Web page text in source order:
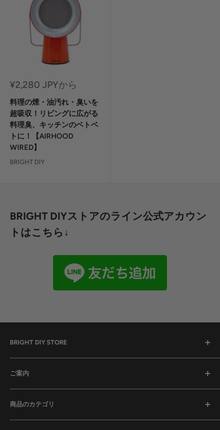
セ
ル
価
格
¥2,280 JPYから
料理の煙・油汚れ・臭いを
超吸収！リビングに広がる
料理臭、キッチンのベトベ
トに！【AIRHOOD
WIRED】
BRIGHT DIY
BRIGHT DIYストアのライン公式アカウン
トはこちら↓
BRIGHT DIY STORE
全ての商品
セール中の商品
予約販売商品
ドライバーセット
工具セット
ご案内
検索
お問い合わせ
特定商取引法に基づく表記
商品のカテゴリ
ドライバーセット